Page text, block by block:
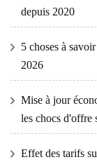
depuis 2020
5 choses à
2026
Mise à jour
les chocs d'offre
Effet des tarifs